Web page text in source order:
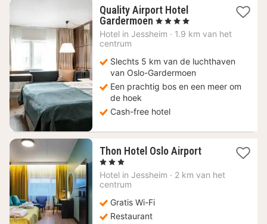
Quality Airport Hotel
Gardermoen 1
nacht
€
, 4 Sterren
Hotel in Jessheim · 1.9 km van het
centrum
Slechts 5 km van de luchthaven
van Oslo-Gardermoen
Een prachtig bos en een meer om
de hoek
Cash-free hotel
Thon Hotel Oslo Airport1
vanaf
, 3 Sterren
Hotel in Jessheim · 2 km van het
centrum
Gratis Wi-Fi
Restaurant